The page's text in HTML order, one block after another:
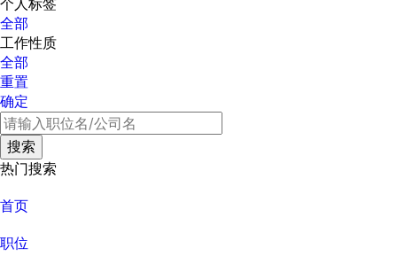
个人标签
全部
工作性质
全部
重置
确定
热门搜索
首页
职位